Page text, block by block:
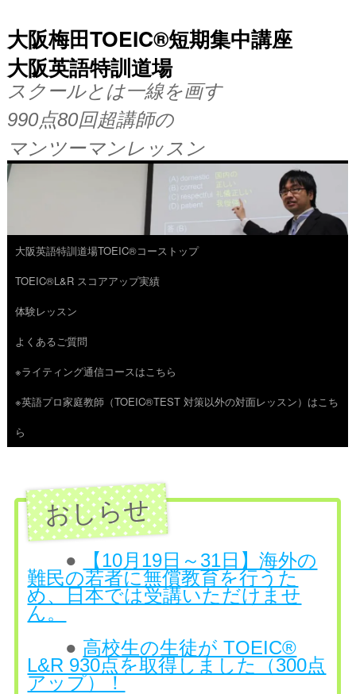
大阪梅田TOEIC®短期集中講座
大阪英語特訓道場
スクールとは一線を画す
990点80回超講師の
マンツーマンレッスン
コ
ン
テ
ン
ツ
へ
ス
大阪英語特訓道場TOEIC®コーストップ
TOEIC®L&R スコアアップ実績
体験レッスン
よくあるご質問
※ライティング通信コースはこちら
※英語プロ家庭教師（TOEIC®TEST 対策以外の対面レッスン）はこち
ら
●
【10月19日～31日】海外の
難民の若者に無償教育を行うた
め、日本では受講いただけませ
ん。
● 高校生の生徒が TOEIC®
L&R 930点を取得しました（300点
アップ）！